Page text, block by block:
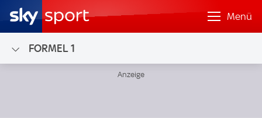
Menü
FORMEL 1